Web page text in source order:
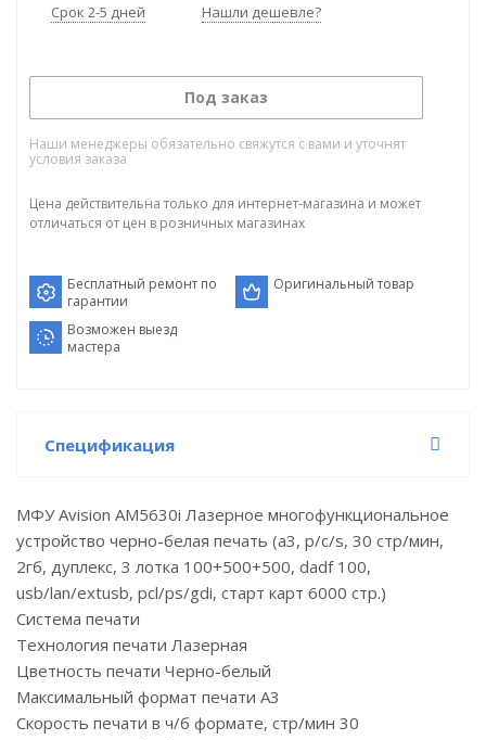
Срок 2-5 дней Нашли дешевле?
Под заказ
Наши менеджеры обязательно свяжутся с вами и уточнят
условия заказа
Цена действительна только для интернет-магазина и может
отличаться от цен в розничных магазинах
Бесплатный ремонт по
гарантии
Оригинальный товар
Возможен выезд
мастера
Спецификация
МФУ Avision AM5630i Лазерное многофункциональное
устройство черно-белая печать (a3, p/c/s, 30 стр/мин,
2гб, дуплекс, 3 лотка 100+500+500, dadf 100,
usb/lan/extusb, pcl/ps/gdi, старт карт 6000 стр.)
Система печати
Технология печати Лазерная
Цветность печати Черно-белый
Максимальный формат печати A3
Скорость печати в ч/б формате, стр/мин 30